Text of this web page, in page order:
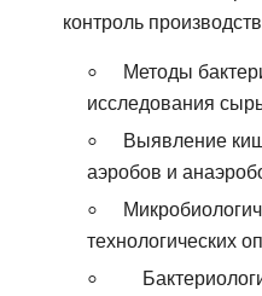
контроль
Методы
исследования
Выявление
аэробов и
технологических